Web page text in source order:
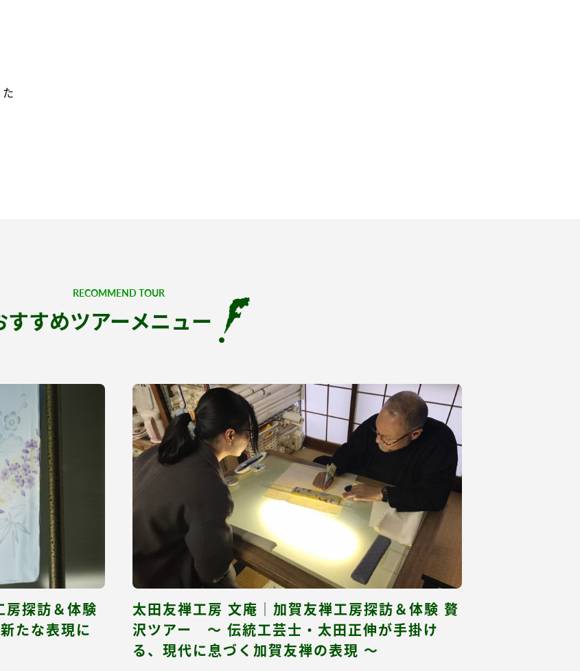
RECOMMEND TOUR
すすめツアーメニュー
房探訪＆体験
たな表現に
太田友禅工房 文庵｜加賀友禅工房探訪＆体験 贅
沢ツアー ～ 伝統工芸士・太田正伸が手掛け
る、現代に息づく加賀友禅の表現 ～